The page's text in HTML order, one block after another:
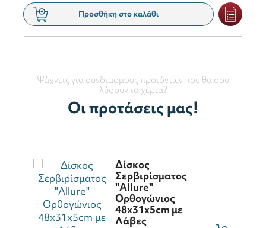
Προσθήκη στο καλάθι
Ψάχνεις για συνδιασμούς προιόντων που θα σου
λύσουν τα χέρια?
Οι προτάσεις μας!
Δίσκος
Σερβιρίσματος
"Allure"
Ορθογώνιος
48x31x5cm με
Λάβες